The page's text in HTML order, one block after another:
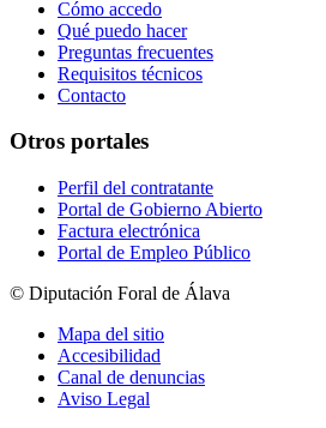
Cómo accedo
Qué puedo hacer
Preguntas frecuentes
Requisitos técnicos
Contacto
Otros portales
Perfil del contratante
Portal de Gobierno Abierto
Factura electrónica
Portal de Empleo Público
© Diputación Foral de Álava
Mapa del sitio
Accesibilidad
Canal de denuncias
Aviso Legal